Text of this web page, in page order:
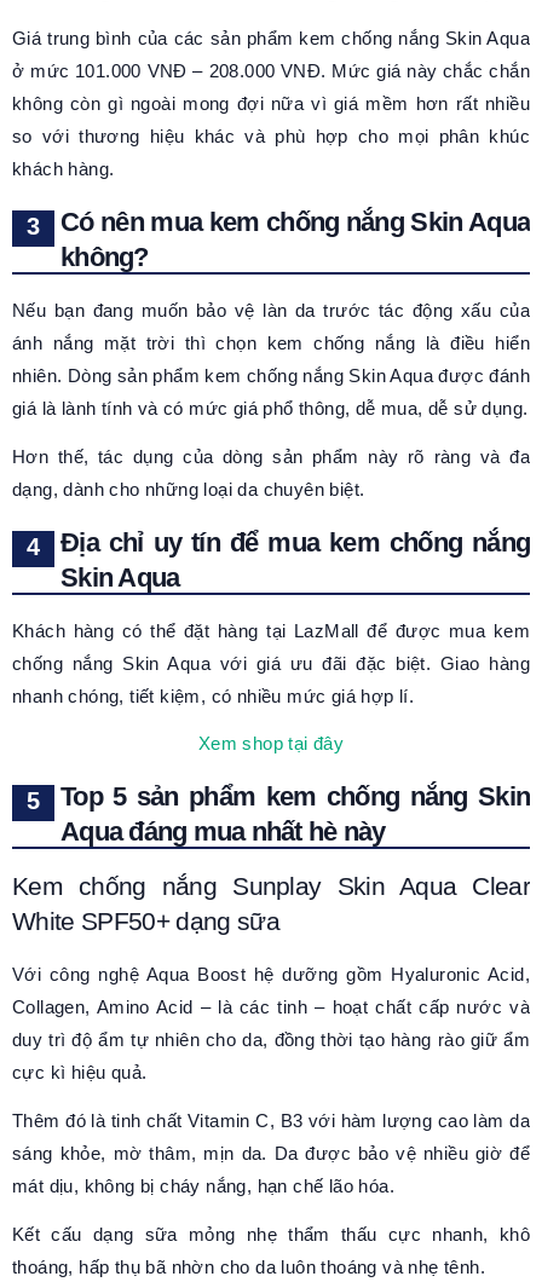
Giá trung bình của các sản phẩm kem chống nắng Skin Aqua
ở mức 101.000 VNĐ – 208.000 VNĐ. Mức giá này chắc chắn
không còn gì ngoài mong đợi nữa vì giá mềm hơn rất nhiều
so với thương hiệu khác và phù hợp cho mọi phân khúc
khách hàng.
Có nên mua kem chống nắng Skin Aqua
không?
Nếu bạn đang muốn bảo vệ làn da trước tác động xấu của
ánh nắng mặt trời thì chọn kem chống nắng là điều hiển
nhiên. Dòng sản phẩm kem chống nắng Skin Aqua được đánh
giá là lành tính và có mức giá phổ thông, dễ mua, dễ sử dụng.
Hơn thế, tác dụng của dòng sản phẩm này rõ ràng và đa
dạng, dành cho những loại da chuyên biệt.
Địa chỉ uy tín để mua kem chống nắng
Skin Aqua
Khách hàng có thể đặt hàng tại LazMall để được mua kem
chống nắng Skin Aqua với giá ưu đãi đặc biệt. Giao hàng
nhanh chóng, tiết kiệm, có nhiều mức giá hợp lí.
Xem shop tại đây
Top 5 sản phẩm kem chống nắng Skin
Aqua đáng mua nhất hè này
Kem chống nắng Sunplay Skin Aqua Clear
White SPF50+ dạng sữa
Với công nghệ Aqua Boost hệ dưỡng gồm Hyaluronic Acid,
Collagen, Amino Acid – là các tinh – hoạt chất cấp nước và
duy trì độ ẩm tự nhiên cho da, đồng thời tạo hàng rào giữ ẩm
cực kì hiệu quả.
Thêm đó là tinh chất Vitamin C, B3 với hàm lượng cao làm da
sáng khỏe, mờ thâm, mịn da. Da được bảo vệ nhiều giờ để
mát dịu, không bị cháy nắng, hạn chế lão hóa.
Kết cấu dạng sữa mỏng nhẹ thẩm thấu cực nhanh, khô
thoáng, hấp thụ bã nhờn cho da luôn thoáng và nhẹ tênh.